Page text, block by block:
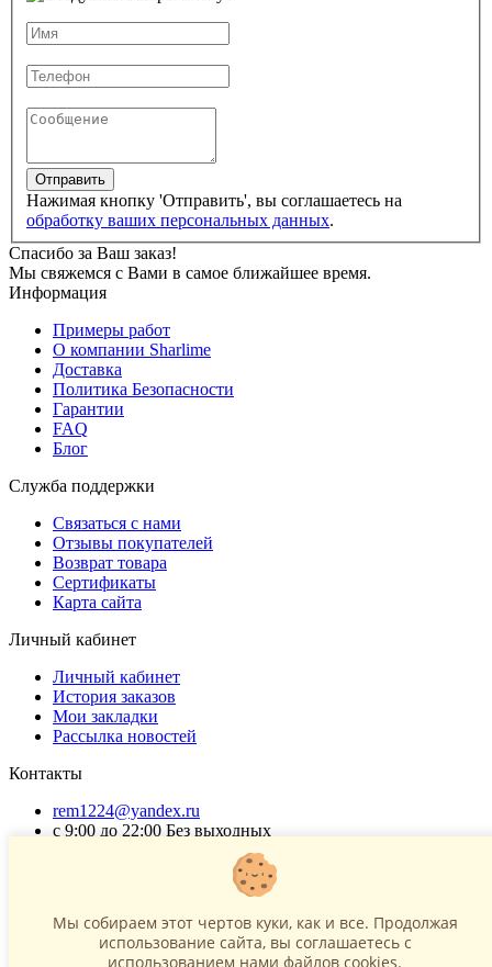
Отправить
Нажимая кнопку 'Отправить', вы соглашаетесь на
обработку ваших персональных данных.
Спасибо за Ваш заказ!
Мы свяжемся с Вами в самое ближайшее время.
Информация
Примеры работ
О компании Sharlime
Доставка
Политика Безопасности
Гарантии
FAQ
Блог
Служба поддержки
Связаться с нами
Отзывы покупателей
Возврат товара
Сертификаты
Карта сайта
Личный кабинет
Личный кабинет
История заказов
Мои закладки
Рассылка новостей
Контакты
rem1224@yandex.ru
с 9:00 до 22:00 Без выходных
Г. Москва ул. Коровинское шоссе 35 стр 2
ОГРНИП 318502900040868
(с) 2015 - 2026 “SharLime”, копирование контента запрещено и
Мы собираем этот чертов куки, как и все. Продолжая
использование сайта, вы соглашаетесь c
использованием нами файлов cookies.